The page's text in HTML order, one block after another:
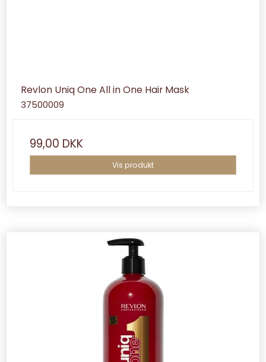
Revlon Uniq One All in One Hair Mask
37500009
99,00 DKK
Vis produkt